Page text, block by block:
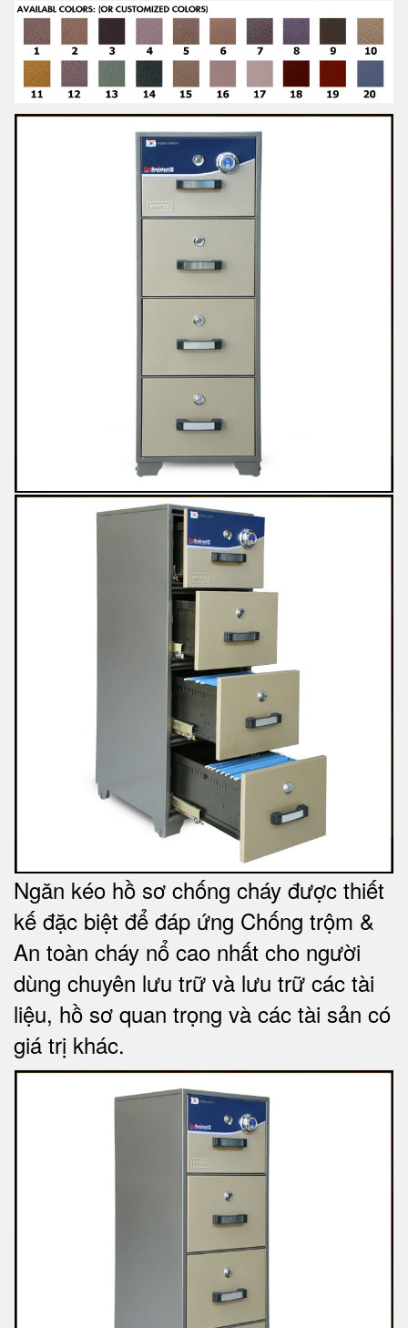
Ngăn kéo hồ sơ chống cháy được thiết
kế đặc biệt để đáp ứng Chống trộm &
An toàn cháy nổ cao nhất cho người
dùng chuyên lưu trữ và lưu trữ các tài
liệu, hồ sơ quan trọng và các tài sản có
giá trị khác.